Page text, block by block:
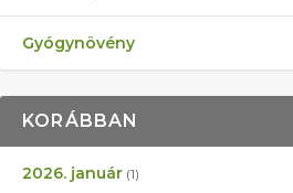
Gyógynövény
KORÁBBAN
2026. január (1)